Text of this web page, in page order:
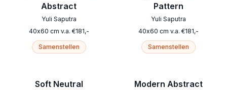
Abstract
Yuli Saputra
40x60 cm v.a. €181,-
Samenstellen
Soft Neutral
Pattern
Yuli Saputra
40x60 cm v.a. €181,-
Samenstellen
Modern Abstract